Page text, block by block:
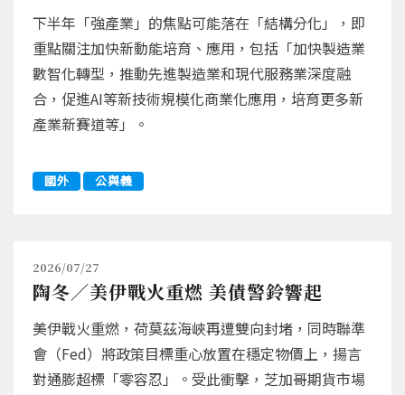
下半年「強產業」的焦點可能落在「結構分化」，即
重點關注加快新動能培育、應用，包括「加快製造業
數智化轉型，推動先進製造業和現代服務業深度融
合，促進AI等新技術規模化商業化應用，培育更多新
產業新賽道等」。
國外 公與義
2026/07/27
陶冬／美伊戰火重燃 美債警鈴響起
美伊戰火重燃，荷莫茲海峽再遭雙向封堵，同時聯準
會（Fed）將政策目標重心放置在穩定物價上，揚言
對通膨超標「零容忍」。受此衝擊，芝加哥期貨市場